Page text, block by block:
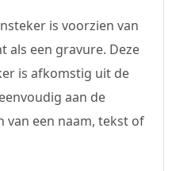
is voorzien van
als een gravure. Deze
is afkomstig uit de
aan de
een naam, tekst of